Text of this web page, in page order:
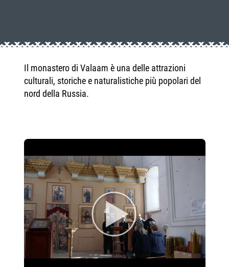
Il monastero di Valaam è una delle attrazioni
culturali, storiche e naturalistiche più popolari del
nord della Russia.